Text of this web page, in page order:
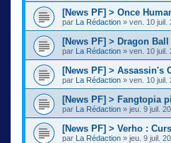
[News PF] > Once
par La Rédaction » ven. 10 juil.
[News PF] > Dragon
par La Rédaction » ven. 10 juil.
[News PF] > Assassin's
par La Rédaction » ven. 10 juil.
[News PF] > Fangtopia
par La Rédaction » jeu. 9 juil.
[News PF] > Verho :
par La Rédaction » jeu. 9 juil.